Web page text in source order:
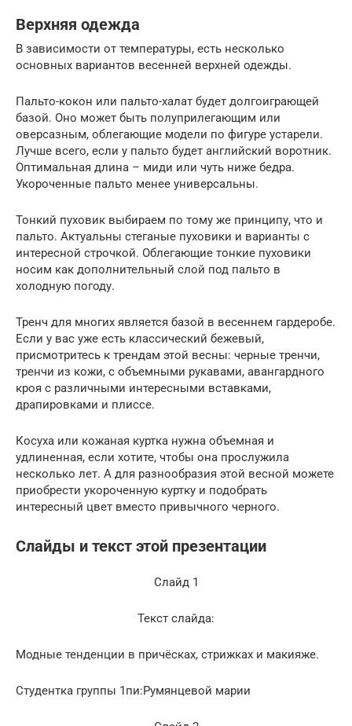
Верхняя одежда
В зависимости от температуры, есть несколько
основных вариантов весенней верхней одежды.
Пальто-кокон или пальто-халат будет долгоиграющей
базой. Оно может быть полуприлегающим или
оверсазным, облегающие модели по фигуре устарели.
Лучше всего, если у пальто будет английский воротник.
Оптимальная длина – миди или чуть ниже бедра.
Укороченные пальто менее универсальны.
Тонкий пуховик выбираем по тому же принципу, что и
пальто. Актуальны стеганые пуховики и варианты с
интересной строчкой. Облегающие тонкие пуховики
носим как дополнительный слой под пальто в
холодную погоду.
Тренч для многих является базой в весеннем гардеробе.
Если у вас уже есть классический бежевый,
присмотритесь к трендам этой весны: черные тренчи,
тренчи из кожи, с объемными рукавами, авангардного
кроя с различными интересными вставками,
драпировками и плиссе.
Косуха или кожаная куртка нужна объемная и
удлиненная, если хотите, чтобы она прослужила
несколько лет. А для разнообразия этой весной можете
приобрести укороченную куртку и подобрать
интересный цвет вместо привычного черного.
Слайды и текст этой презентации
Слайд 1
Текст слайда:
Модные тенденции в причёсках, стрижках и макияже.
Студентка группы 1пи:Румянцевой марии